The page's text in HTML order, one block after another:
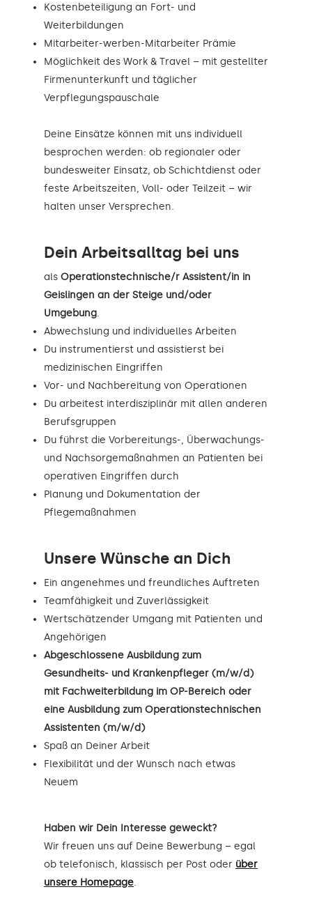
Kostenbeteiligung an Fort- und
Weiterbildungen
Mitarbeiter-werben-Mitarbeiter Prämie
Möglichkeit des Work & Travel – mit gestellter
Firmenunterkunft und täglicher
Verpflegungspauschale
Deine Einsätze können mit uns individuell
besprochen werden: ob regionaler oder
bundesweiter Einsatz, ob Schichtdienst oder
feste Arbeitszeiten, Voll- oder Teilzeit – wir
halten unser Versprechen.
Dein Arbeitsalltag bei uns
als Operationstechnische/r Assistent/in in
Geislingen an der Steige und/oder
Umgebung.
Abwechslung und individuelles Arbeiten
Du instrumentierst und assistierst bei
medizinischen Eingriffen
Vor- und Nachbereitung von Operationen
Du arbeitest interdisziplinär mit allen anderen
Berufsgruppen
Du führst die Vorbereitungs-, Überwachungs-
und Nachsorgemaßnahmen an Patienten bei
operativen Eingriffen durch
Planung und Dokumentation der
Pflegemaßnahmen
Unsere Wünsche an Dich
Ein angenehmes und freundliches Auftreten
Teamfähigkeit und Zuverlässigkeit
Wertschätzender Umgang mit Patienten und
Angehörigen
Abgeschlossene Ausbildung zum
Gesundheits- und Krankenpfleger (m/w/d)
mit Fachweiterbildung im OP-Bereich oder
eine Ausbildung zum Operationstechnischen
Assistenten (m/w/d)
Spaß an Deiner Arbeit
Flexibilität und der Wunsch nach etwas
Neuem
Haben wir Dein Interesse geweckt?
Wir freuen uns auf Deine Bewerbung – egal
ob telefonisch, klassisch per Post oder über
unsere Homepage.